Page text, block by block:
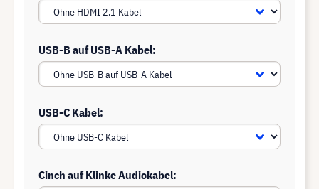
USB-B auf USB-A Kabel:
USB-C Kabel:
Cinch auf Klinke Audiokabel: